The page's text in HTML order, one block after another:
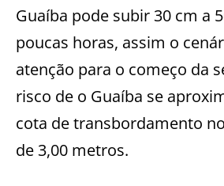
Guaíba pode subir 30 cm a
poucas horas, assim o
atenção para o começo da
risco de o Guaíba se
cota de transbordamento
de 3,00 metros.